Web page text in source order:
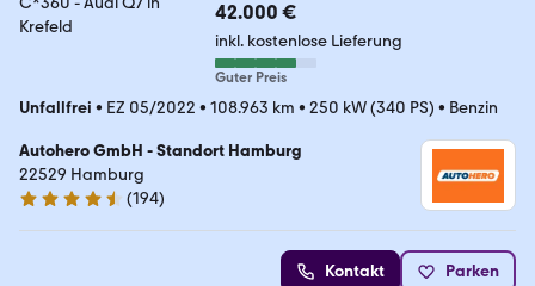
42.000 €
inkl. kostenlose Lieferung
Guter Preis
Unfallfrei • EZ 05/2022 • 108.963 km • 250 kW (340 PS) • Benzin
Autohero GmbH - Standort Hamburg
22529 Hamburg
4.6 Sterne
(194)
Kontakt Parken